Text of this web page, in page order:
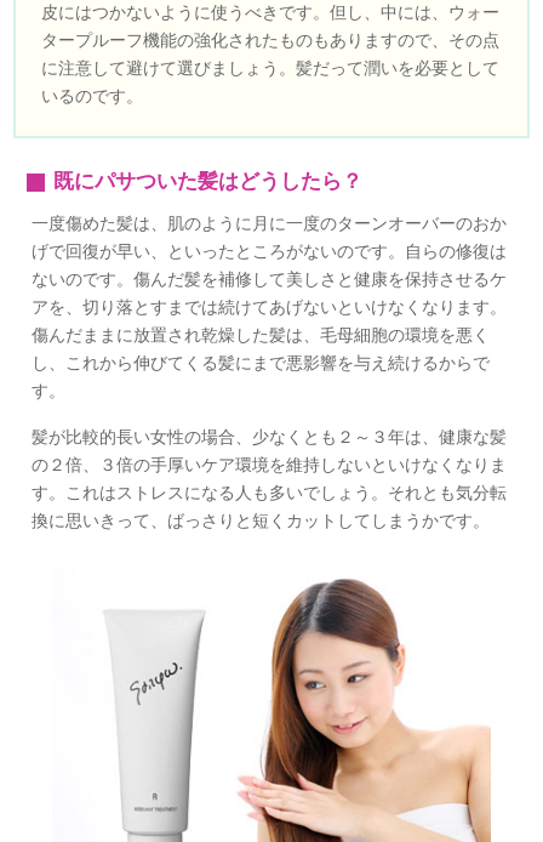
皮にはつかないように使うべきです。但し、中には、ウォー
タープルーフ機能の強化されたものもありますので、その点
に注意して避けて選びましょう。髪だって潤いを必要として
いるのです。
既にパサついた髪はどうしたら？
一度傷めた髪は、肌のように月に一度のターンオーバーのおか
げで回復が早い、といったところがないのです。自らの修復は
ないのです。傷んだ髪を補修して美しさと健康を保持させるケ
アを、切り落とすまでは続けてあげないといけなくなります。
傷んだままに放置され乾燥した髪は、毛母細胞の環境を悪く
し、これから伸びてくる髪にまで悪影響を与え続けるからで
す。
髪が比較的長い女性の場合、少なくとも２～３年は、健康な髪
の２倍、３倍の手厚いケア環境を維持しないといけなくなりま
す。これはストレスになる人も多いでしょう。それとも気分転
換に思いきって、ばっさりと短くカットしてしまうかです。